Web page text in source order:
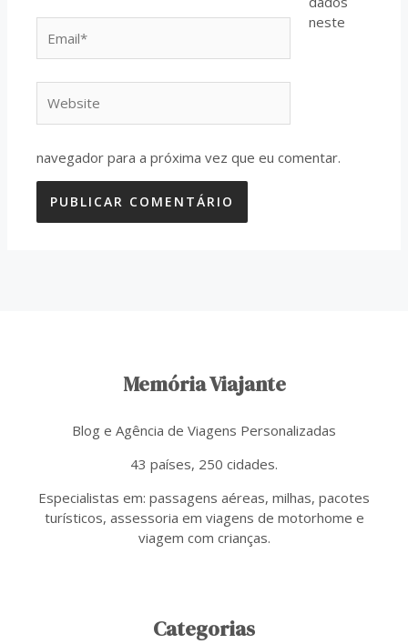
neste
navegador para a próxima vez que eu comentar.
Memória Viajante
Blog e Agência de Viagens Personalizadas
43 países, 250 cidades.
Especialistas em: passagens aéreas, milhas, pacotes
turísticos, assessoria em viagens de motorhome e
viagem com crianças.
Categorias